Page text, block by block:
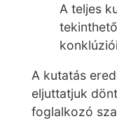
A teljes
A kutatás
eljuttatjuk
foglalkozó